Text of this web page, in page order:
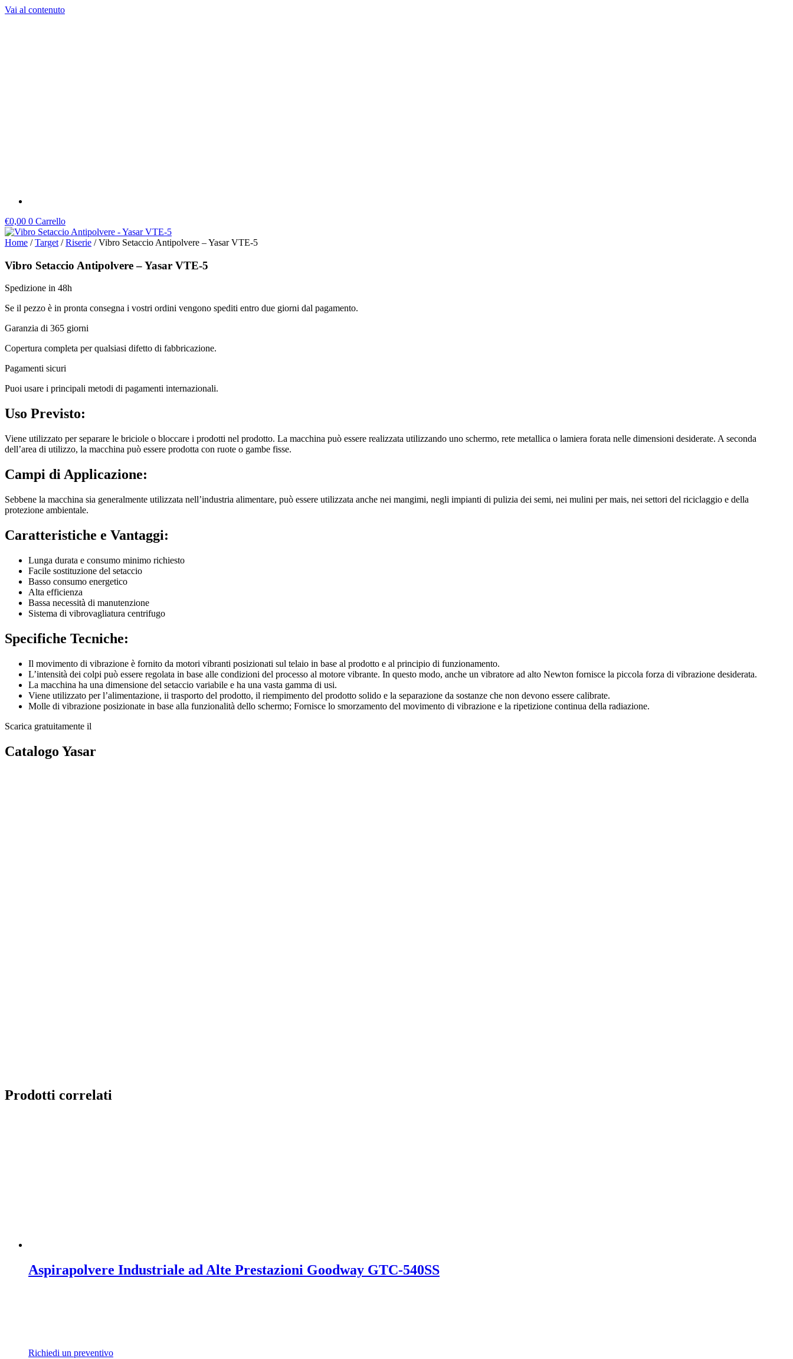
Vai al contenuto
€0,00 0 Carrello
Home /Target /Riserie / Vibro Setaccio Antipolvere – Yasar VTE-5
Vibro Setaccio Antipolvere – Yasar VTE-5
Spedizione in 48h
Se il pezzo è in pronta consegna i vostri ordini vengono spediti entro due giorni dal pagamento.
Garanzia di 365 giorni
Copertura completa per qualsiasi difetto di fabbricazione.
Pagamenti sicuri​
Puoi usare i principali metodi di pagamenti internazionali.
Uso Previsto:
Viene utilizzato per separare le briciole o bloccare i prodotti nel prodotto. La macchina può essere realizzata utilizzando uno schermo, rete metallica o lamiera forata nelle dimensioni desiderate. A seconda
dell’area di utilizzo, la macchina può essere prodotta con ruote o gambe fisse.
Campi di Applicazione:
Sebbene la macchina sia generalmente utilizzata nell’industria alimentare, può essere utilizzata anche nei mangimi, negli impianti di pulizia dei semi, nei mulini per mais, nei settori del riciclaggio e della
protezione ambientale.
Caratteristiche e Vantaggi:
Lunga durata e consumo minimo richiesto
Facile sostituzione del setaccio
Basso consumo energetico
Alta efficienza
Bassa necessità di manutenzione
Sistema di vibrovagliatura centrifugo
Specifiche Tecniche:
Il movimento di vibrazione è fornito da motori vibranti posizionati sul telaio in base al prodotto e al principio di funzionamento.
L’intensità dei colpi può essere regolata in base alle condizioni del processo al motore vibrante. In questo modo, anche un vibratore ad alto Newton fornisce la piccola forza di vibrazione desiderata.
La macchina ha una dimensione del setaccio variabile e ha una vasta gamma di usi.
Viene utilizzato per l’alimentazione, ii trasporto del prodotto, il riempimento del prodotto solido e la separazione da sostanze che non devono essere calibrate.
Molle di vibrazione posizionate in base alla funzionalità dello schermo; Fornisce lo smorzamento del movimento di vibrazione e la ripetizione continua della radiazione.
Scarica gratuitamente il
Catalogo Yasar
Prodotti correlati
Aspirapolvere Industriale ad Alte Prestazioni Goodway GTC-540SS
Richiedi un preventivo